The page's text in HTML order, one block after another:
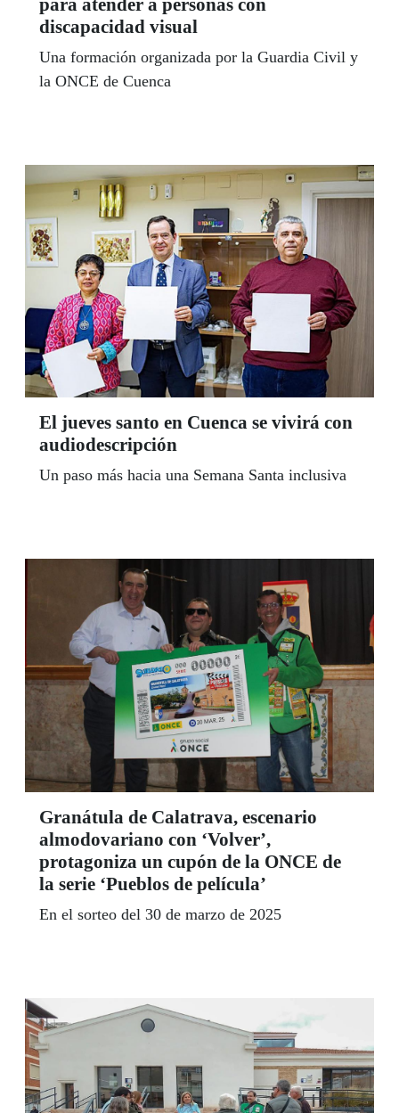
para atender a personas con
discapacidad visual
Una formación organizada por la Guardia Civil y
la ONCE de Cuenca
El jueves santo en Cuenca se vivirá con
audiodescripción
Un paso más hacia una Semana Santa inclusiva
Granátula de Calatrava, escenario
almodovariano con ‘Volver’,
protagoniza un cupón de la ONCE de
la serie ‘Pueblos de película’
En el sorteo del 30 de marzo de 2025